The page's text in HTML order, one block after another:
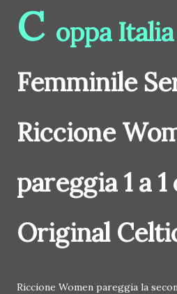
C oppa Italia
Femminile
Riccione
pareggia 1 a 1
Original
Riccione Women pareggia la